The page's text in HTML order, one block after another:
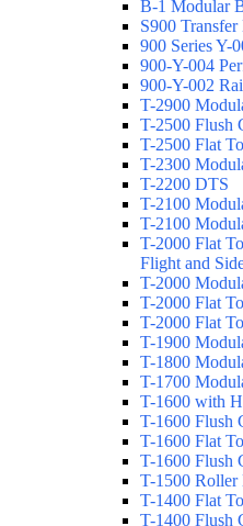
B-1 Modular
S900
900 Series Y-
900-Y-004
900-Y-002
T-2900
T-2500 Flush
T-2500 Flat
T-2300
T-2200 DTS
T-2100
T-2100
T-2000 Flat
Flight and
T-2000
T-2000 Flat
T-2000 Flat
T-1900
T-1800
T-1700
T-1600 with
T-1600 Flush
T-1600 Flat
T-1600 Flush
T-1500
T-1400 Flat
T-1400 Flush